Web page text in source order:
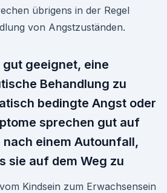
übrigens in der Regel
von Angstzuständen.
geeignet, eine
Behandlung zu
bedingte Angst oder
sprechen gut auf
einem Autounfall,
sie auf dem Weg zu
Kindsein zum Erwachsensein